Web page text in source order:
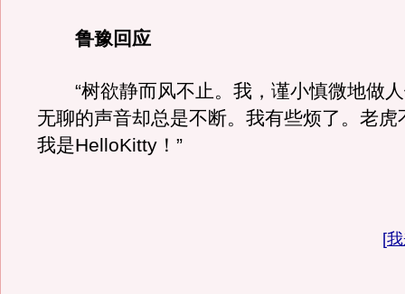
鲁豫回应
“树欲静而风不止。我，谨小慎微地做人
无聊的声音却总是不断。我有些烦了。老虎
我是HelloKitty！”
[